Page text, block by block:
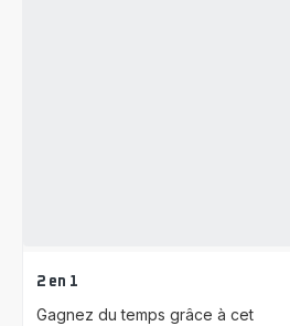
2 en 1
Gagnez du temps grâce à cet